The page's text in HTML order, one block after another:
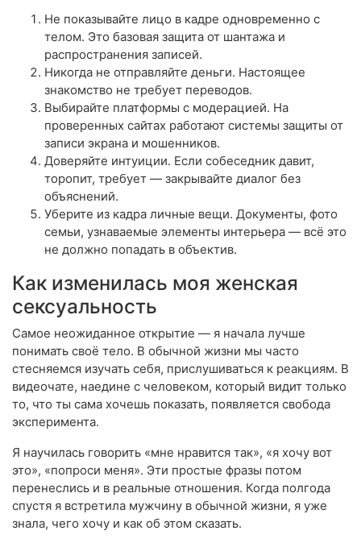
Не показывайте лицо в кадре одновременно с
телом. Это базовая защита от шантажа и
распространения записей.
Никогда не отправляйте деньги. Настоящее
знакомство не требует переводов.
Выбирайте платформы с модерацией. На
проверенных сайтах работают системы защиты от
записи экрана и мошенников.
Доверяйте интуиции. Если собеседник давит,
торопит, требует — закрывайте диалог без
объяснений.
Уберите из кадра личные вещи. Документы, фото
семьи, узнаваемые элементы интерьера — всё это
не должно попадать в объектив.
Как изменилась моя женская
сексуальность
Самое неожиданное открытие — я начала лучше
понимать своё тело. В обычной жизни мы часто
стесняемся изучать себя, прислушиваться к реакциям. В
видеочате, наедине с человеком, который видит только
то, что ты сама хочешь показать, появляется свобода
эксперимента.
Я научилась говорить «мне нравится так», «я хочу вот
это», «попроси меня». Эти простые фразы потом
перенеслись и в реальные отношения. Когда полгода
спустя я встретила мужчину в обычной жизни, я уже
знала, чего хочу и как об этом сказать.